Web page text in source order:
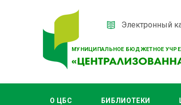
МУНИЦИПАЛЬНОЕ БЮДЖЕТНОЕ
Электронный
О ЦБС БИБЛИОТЕКИ